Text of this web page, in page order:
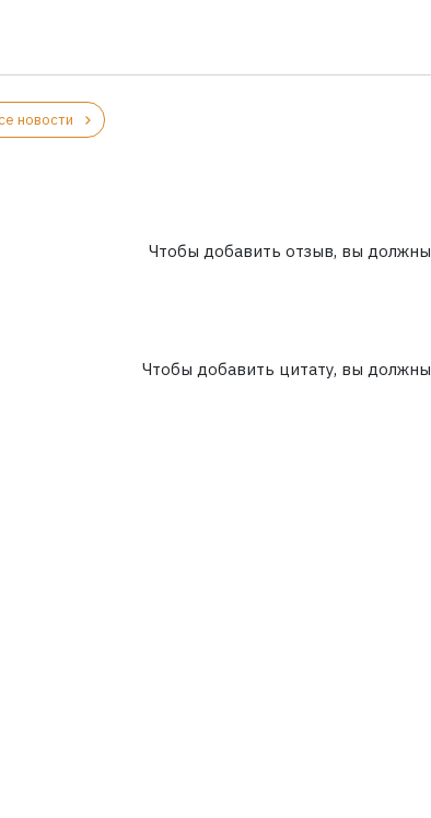
новости
Чтобы добавить отзыв, вы должны
Чтобы добавить цитату, вы должны